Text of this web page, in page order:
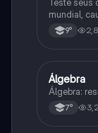
mundial,
primeira
9°
Matematica
Álgebra
Álgebra:
7°